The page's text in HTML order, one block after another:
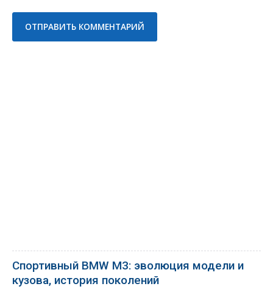
Спортивный BMW M3: эволюция модели и
кузова, история поколений